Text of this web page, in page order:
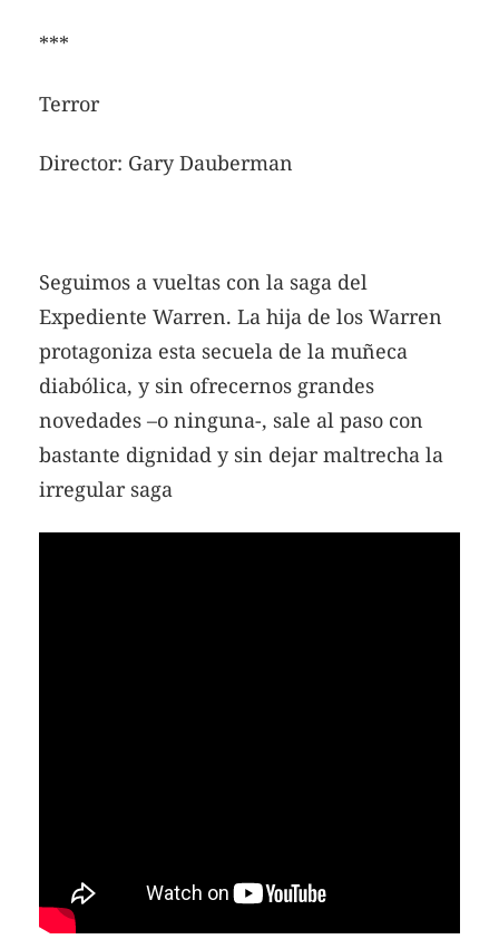
***
Terror
Director: Gary Dauberman
Seguimos a vueltas con la saga del
Expediente Warren. La hija de los Warren
protagoniza esta secuela de la muñeca
diabólica, y sin ofrecernos grandes
novedades –o ninguna-, sale al paso con
bastante dignidad y sin dejar maltrecha la
irregular saga